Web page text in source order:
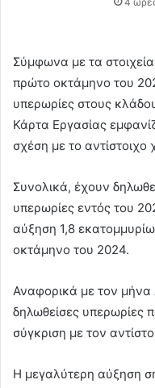
Σύμφωνα με τα
πρώτο οκτάμηνο του
υπερωρίες στους
Κάρτα Εργασίας
σχέση με το
Συνολικά, έχουν
υπερωρίες εντός του
αύξηση 1,8
οκτάμηνο του 2024.
Αναφορικά με τον μήνα
δηλωθείσες υπερωρίες
σύγκριση με τον
Η μεγαλύτερη αύξηση